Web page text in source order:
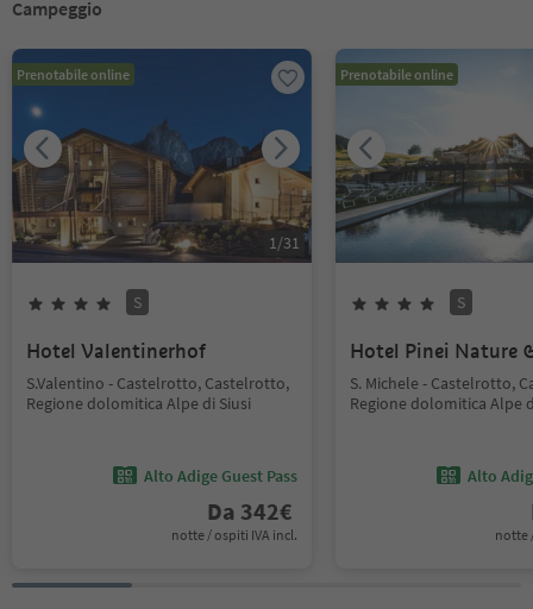
Campeggio
Prenotabile online
1/31
S
Hotel Valentinerhof
S.Valentino - Castelrotto, Castelrotto,
Regione dolomitica Alpe di Siusi
Alto Adige Guest Pass
Da 342€
notte / ospiti IVA incl.
Prenotabile online
S
Hotel Pinei Nature
S. Michele - Castelrotto,
Regione dolomitica Alpe
Alto
notte